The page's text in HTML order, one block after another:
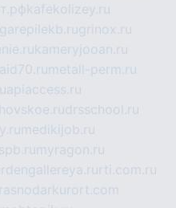
kafekolizey.ru
grinox.ru
kameryjooan.ru
aid70.ru metall-perm.ru
apiaccess.ru
drsschool.ru
medikijob.ru
myragon.ru
rti.com.ru